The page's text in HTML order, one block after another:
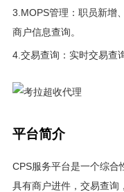
3.MOPS管理：职员新增
商户信息查询。
4.交易查询：实时交易查
平台简介
CPS服务平台是一个综合
具有商户进件，交易查询